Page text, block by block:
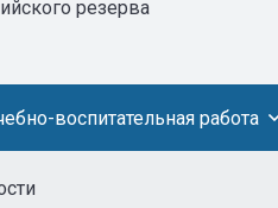
резерва
воспитательная работа